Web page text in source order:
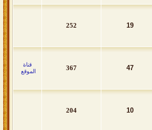
19
252
47
367
قناة
الموقع
10
204